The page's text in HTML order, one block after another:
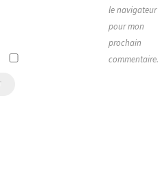
le navigateur
pour mon
prochain
commentaire.